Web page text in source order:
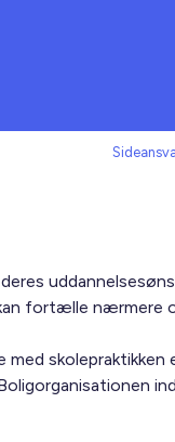
fortælle nærmere
med